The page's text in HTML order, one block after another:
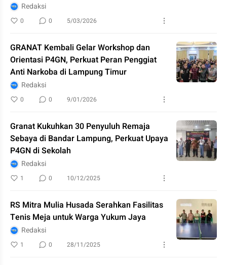
Redaksi
0 0 5/03/2026
GRANAT Kembali Gelar Workshop dan
Orientasi P4GN, Perkuat Peran Penggiat
Anti Narkoba di Lampung Timur
Redaksi
0 0 9/01/2026
Granat Kukuhkan 30 Penyuluh Remaja
Sebaya di Bandar Lampung, Perkuat Upaya
P4GN di Sekolah
Redaksi
1 0 10/12/2025
RS Mitra Mulia Husada Serahkan Fasilitas
Tenis Meja untuk Warga Yukum Jaya
Redaksi
1 0 28/11/2025